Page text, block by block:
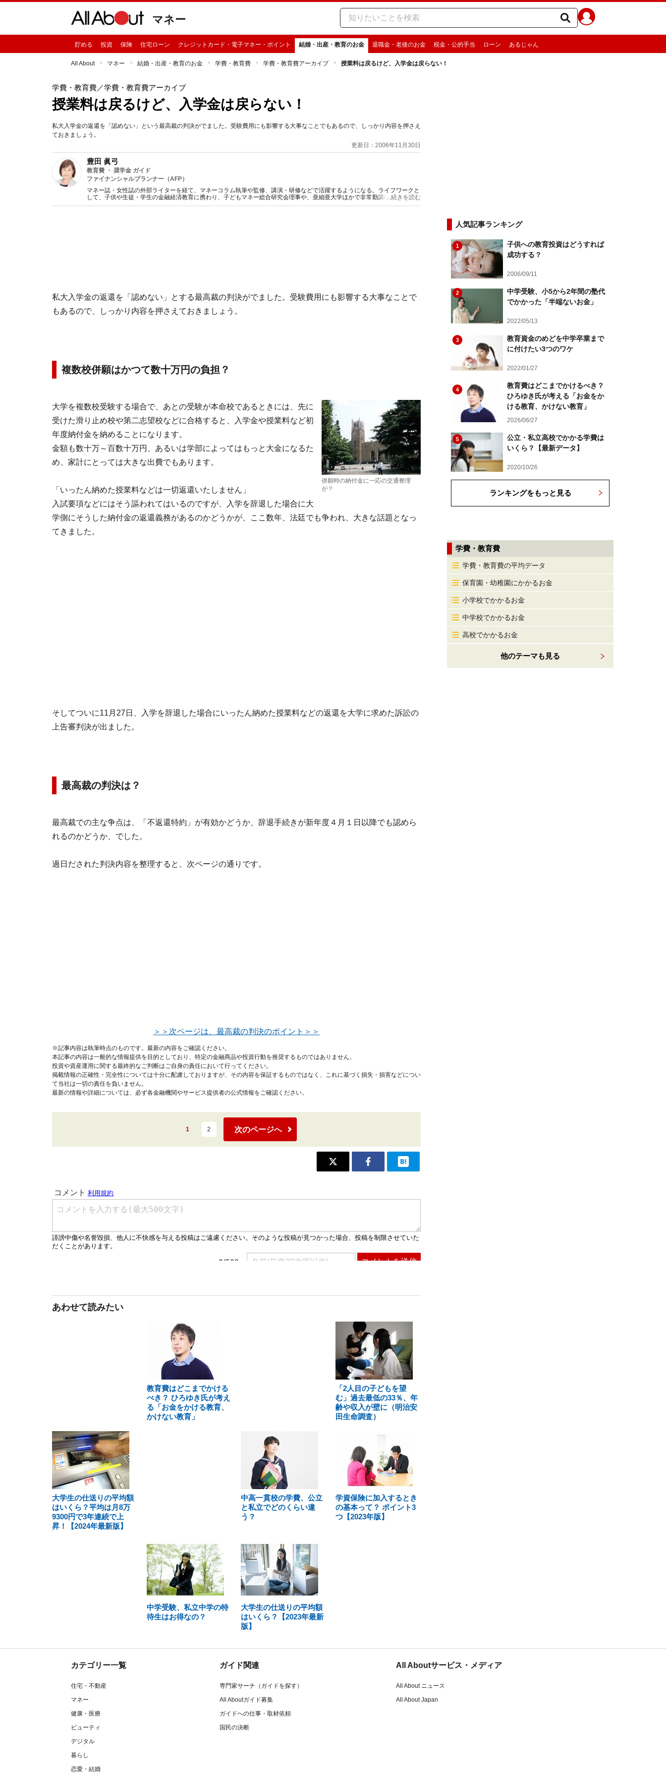
マネー
貯める 投資 保険 住宅ローン クレジットカード・電子マネー・ポイント 結婚・出産・教育のお金 退職金・老後のお金 税金・公的手当 ローン あるじゃん
All About マネー 結婚・出産・教育のお金 学費・教育費 学費・教育費アーカイブ 授業料は戻るけど、入学金は戻らない！
学費・教育費／学費・教育費アーカイブ
授業料は戻るけど、入学金は戻らない！
私大入学金の返還を「認めない」という最高裁の判決がでました。受験費用にも影響する大事なことでもあるので、しっかり内容を押さえ
ておきましょう。
更新日：2006年11月30日
豊田 眞弓
教育費 ・ 奨学金 ガイド
ファイナンシャルプランナー（AFP）
マネー誌・女性誌の外部ライターを経て、マネーコラム執筆や監修、講演・研修などで活躍するようになる。ライフワークと
して、子供や生徒・学生の金融経済教育に携わり、子どもマネー総合研究会理事や、亜細亜大学ほかで非常勤講師も務める。
趣味は講談、猫に添い寝。
...続きを読む
私大入学金の返還を「認めない」とする最高裁の判決がでました。受験費用にも影響する大事なことで
もあるので、しっかり内容を押さえておきましょう。
複数校併願はかつて数十万円の負担？
併願時の納付金に一応の交通整理
が？
大学を複数校受験する場合で、あとの受験が本命校であるときには、先に
受けた滑り止め校や第二志望校などに合格すると、入学金や授業料など初
年度納付金を納めることになります。
金額も数十万～百数十万円、あるいは学部によってはもっと大金になるた
め、家計にとっては大きな出費でもあります。
「いったん納めた授業料などは一切返還いたしません」
入試要項などにはそう謳われてはいるのですが、入学を辞退した場合に大
学側にそうした納付金の返還義務があるのかどうかが、ここ数年、法廷でも争われ、大きな話題となっ
てきました。
そしてついに11月27日、入学を辞退した場合にいったん納めた授業料などの返還を大学に求めた訴訟の
上告審判決が出ました。
最高裁の判決は？
最高裁での主な争点は、「不返還特約」が有効かどうか、辞退手続きが新年度４月１日以降でも認めら
れるのかどうか、でした。
過日だされた判決内容を整理すると、次ページの通りです。
＞＞次ページは、最高裁の判決のポイント＞＞
※記事内容は執筆時点のものです。最新の内容をご確認ください。
本記事の内容は一般的な情報提供を目的としており、特定の金融商品や投資行動を推奨するものではありません。
投資や資産運用に関する最終的なご判断はご自身の責任において行ってください。
掲載情報の正確性・完全性については十分に配慮しておりますが、その内容を保証するものではなく、これに基づく損失・損害などについ
て当社は一切の責任を負いません。
最新の情報や詳細については、必ず各金融機関やサービス提供者の公式情報をご確認ください。
1 2 次のページへ
あわせて読みたい
教育費はどこまでかける
べき？ ひろゆき氏が考え
る「お金をかける教育、
かけない教育」
「2人目の子どもを望
む」過去最低の33％、年
齢や収入が壁に（明治安
田生命調査）
大学生の仕送りの平均額
はいくら？平均は月8万
9300円で3年連続で上
昇！【2024年最新版】
中高一貫校の学費、公立
と私立でどのくらい違
う？
学資保険に加入するとき
の基本って？ ポイント3
つ【2023年版】
中学受験、私立中学の特
待生はお得なの？
大学生の仕送りの平均額
はいくら？【2023年最新
版】
人気記事ランキング
1
子供への教育投資はどうすれば
成功する？
2006/09/11
2
中学受験、小5から2年間の塾代
でかかった「半端ないお金」
2022/05/13
3
教育資金のめどを中学卒業まで
に付けたい3つのワケ
2022/01/27
4
教育費はどこまでかけるべき？
ひろゆき氏が考える「お金をか
ける教育、かけない教育」
2026/06/27
5
公立・私立高校でかかる学費は
いくら？【最新データ】
2020/10/26
ランキングをもっと見る
学費・教育費
学費・教育費の平均データ
保育園・幼稚園にかかるお金
小学校でかかるお金
中学校でかかるお金
高校でかかるお金
他のテーマも見る
カテゴリー一覧
住宅・不動産
マネー
健康・医療
ビューティ
デジタル
暮らし
恋愛・結婚
ガイド関連
専門家サーチ（ガイドを探す）
All Aboutガイド募集
ガイドへの仕事・取材依頼
国民の決断
All Aboutサービス・メディア
All About ニュース
All About Japan